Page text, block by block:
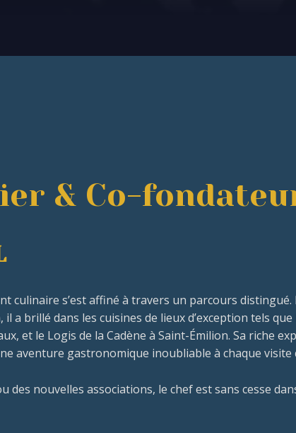
& Co-
culinaire s’est affiné à travers un parcours distingué.
a brillé dans les cuisines de lieux d’exception tels que
et le Logis de la Cadène à Saint-Émilion. Sa riche
aventure gastronomique inoubliable à chaque visite
des nouvelles associations, le chef est sans cesse